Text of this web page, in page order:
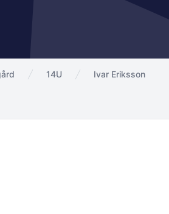
14U Ivar Eriksson